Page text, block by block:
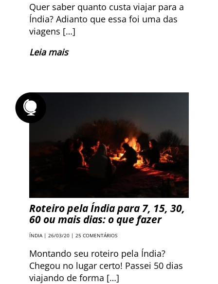
Quer saber quanto custa viajar para a
Índia? Adianto que essa foi uma das
viagens […]
Leia mais
Roteiro pela Índia para 7, 15, 30,
60 ou mais dias: o que fazer
ÍNDIA| 26/03/20 | 25 COMENTÁRIOS
Montando seu roteiro pela Índia?
Chegou no lugar certo! Passei 50 dias
viajando de forma […]